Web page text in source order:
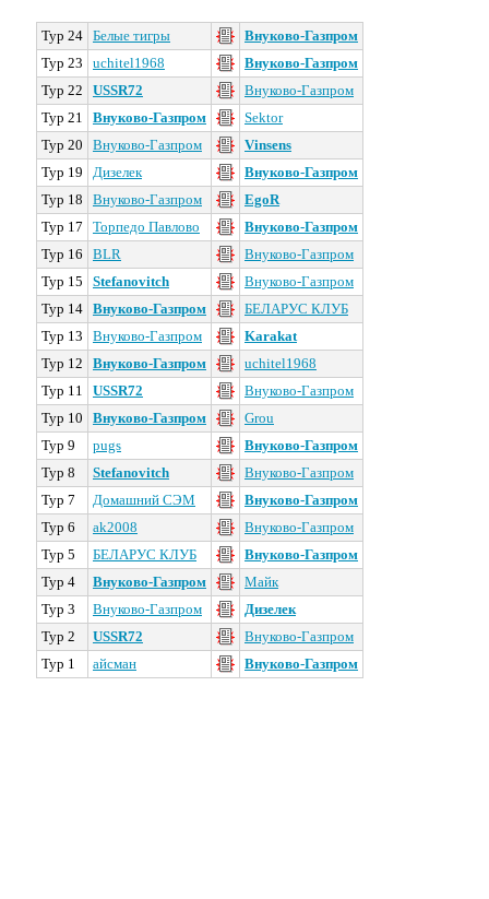
Тур 24 Белые тигры
Внуково-Газпром
Тур 23
uchitel1968
Внуково-Газпром
Тур 22
USSR72
Внуково-Газпром
Тур 21
Внуково-Газпром
Sektor
Тур 20
Внуково-Газпром
Vinsens
Тур 19
Дизелек
Внуково-Газпром
Тур 18
Внуково-Газпром
EgoR
Тур 17
Торпедо Павлово
Внуково-Газпром
Тур 16
BLR
Внуково-Газпром
Тур 15
Stefanovitch
Внуково-Газпром
Тур 14 Внуково-Газпром
БЕЛАРУС КЛУБ
Тур 13
Внуково-Газпром
Karakat
Тур 12
Внуково-Газпром
uchitel1968
Тур 11
USSR72
Внуково-Газпром
Тур 10
Внуково-Газпром
Grou
Тур 9
pugs
Внуково-Газпром
Тур 8
Stefanovitch
Внуково-Газпром
Тур 7
Домашний СЭМ
Внуково-Газпром
Тур 6
ak2008
Внуково-Газпром
Тур 5
БЕЛАРУС КЛУБ
Внуково-Газпром
Тур 4
Внуково-Газпром
Майк
Тур 3
Внуково-Газпром
Дизелек
Тур 2
USSR72
Внуково-Газпром
Тур 1
айсман Внуково-Газпром